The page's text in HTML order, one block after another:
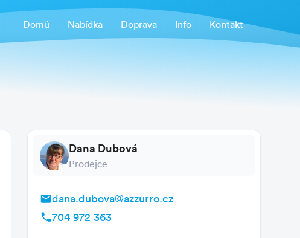
Domů Nabídka Doprava Info Kontakt
Dana Dubová
Prodejce
dana.dubova@azzurro.cz
704 972 363